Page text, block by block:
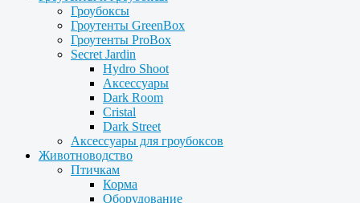
Гроубоксы
Гроутенты GreenBox
Гроутенты ProBox
Secret Jardin
Hydro Shoot
Аксессуары
Dark Room
Cristal
Dark Street
Аксессуары для гроубоксов
Животноводство
Птичкам
Корма
Оборудование